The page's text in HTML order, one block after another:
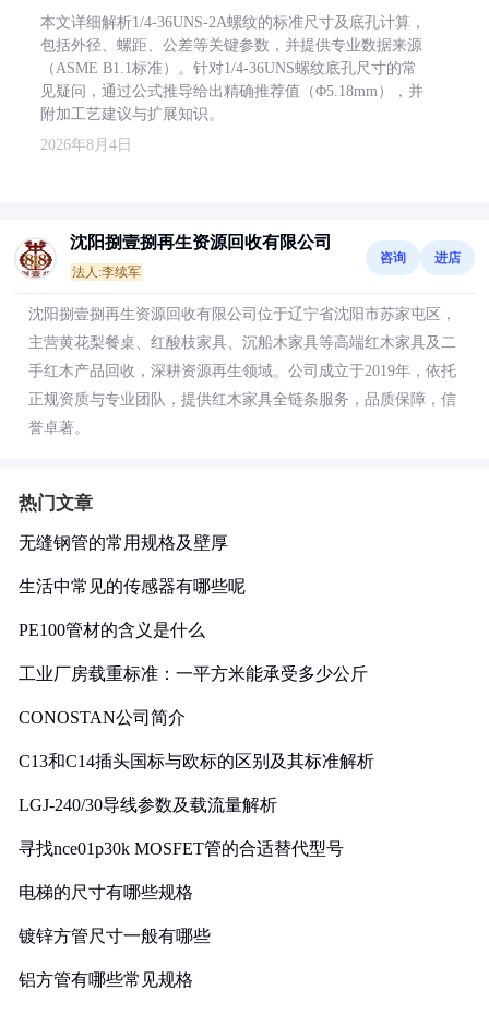
本文详细解析1/4-36UNS-2A螺纹的标准尺寸及底孔计算，
包括外径、螺距、公差等关键参数，并提供专业数据来源
（ASME B1.1标准）。针对1/4-36UNS螺纹底孔尺寸的常
见疑问，通过公式推导给出精确推荐值（Φ5.18mm），并
附加工艺建议与扩展知识。
2026年8月4日
沈阳捌壹捌再生资源回收有限公司
法人:李续军
咨询 进店
沈阳捌壹捌再生资源回收有限公司位于辽宁省沈阳市苏家屯区，
主营黄花梨餐桌、红酸枝家具、沉船木家具等高端红木家具及二
手红木产品回收，深耕资源再生领域。公司成立于2019年，依托
正规资质与专业团队，提供红木家具全链条服务，品质保障，信
誉卓著。
热门文章
无缝钢管的常用规格及壁厚
生活中常见的传感器有哪些呢
PE100管材的含义是什么
工业厂房载重标准：一平方米能承受多少公斤
CONOSTAN公司简介
C13和C14插头国标与欧标的区别及其标准解析
LGJ-240/30导线参数及载流量解析
寻找nce01p30k MOSFET管的合适替代型号
电梯的尺寸有哪些规格
镀锌方管尺寸一般有哪些
铝方管有哪些常见规格